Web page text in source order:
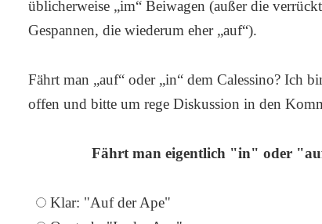
üblicherweise „im“ Beiwagen (außer die
Gespannen, die wiederum eher „auf“).
Fährt man „auf“ oder „in“ dem Calessino? Ich
offen und bitte um rege Diskussion in den
Fährt man eigentlich "in" oder
Klar: "Auf der Ape"